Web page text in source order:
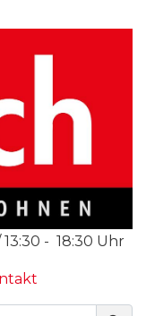
13:30 - 18:30 Uhr